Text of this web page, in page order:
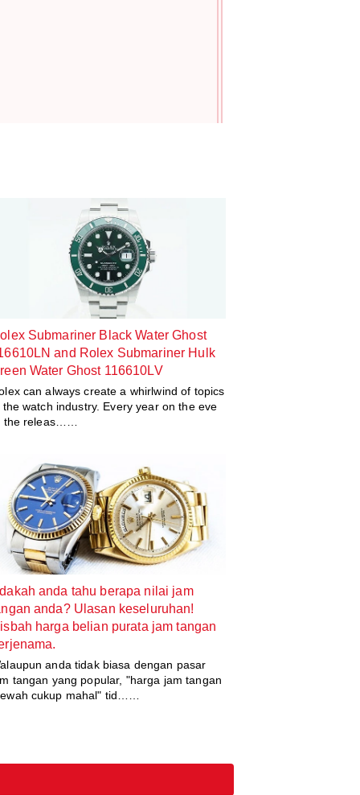
Submariner Black Water Ghost
and Rolex Submariner Hulk
Water Ghost 116610LV
can always create a whirlwind of topics
the watch industry. Every year on the eve
the releas……
anda tahu berapa nilai jam
anda? Ulasan keseluruhan!
harga belian purata jam tangan
anda tidak biasa dengan pasar
tangan yang popular, "harga jam tangan
cukup mahal" tid……